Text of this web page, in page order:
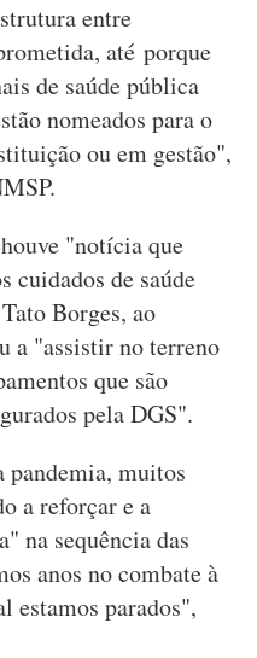
entre
até porque
de saúde pública
nomeados para o
ou em gestão",
"notícia que
cuidados de saúde
Borges, ao
a "assistir no terreno
que são
pela DGS".
pandemia, muitos
a reforçar e a
na sequência das
anos no combate à
estamos parados",